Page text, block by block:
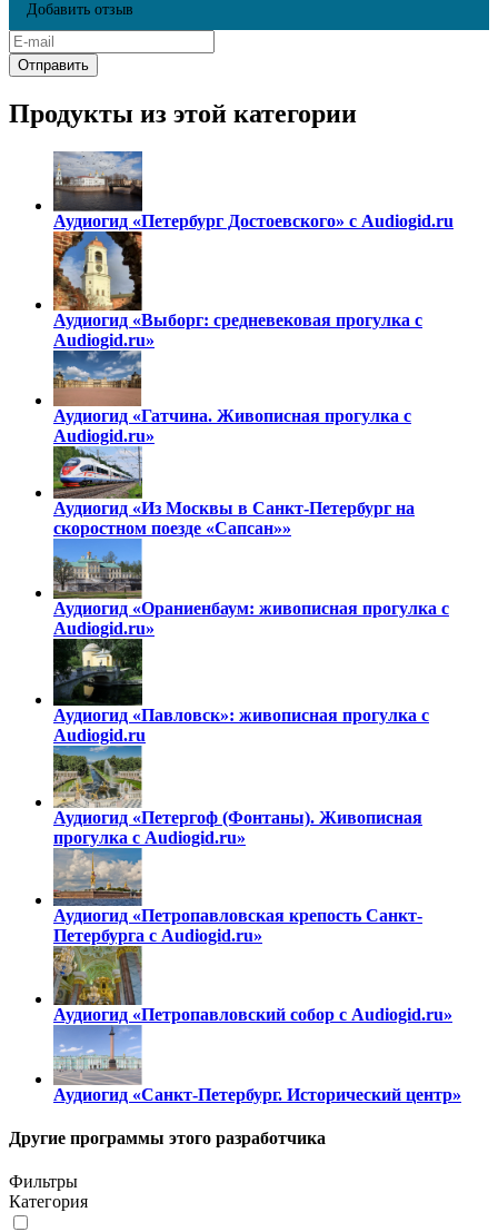
Добавить отзыв
Продукты из этой категории
Аудиогид «Петербург Достоевского» с Audiogid.ru
Аудиогид «Выборг: средневековая прогулка с
Audiogid.ru»
Аудиогид «Гатчина. Живописная прогулка с
Audiogid.ru»
Аудиогид «Из Москвы в Санкт-Петербург на
скоростном поезде «Сапсан»»
Аудиогид «Ораниенбаум: живописная прогулка с
Audiogid.ru»
Аудиогид «Павловск»: живописная прогулка с
Audiogid.ru
Аудиогид «Петергоф (Фонтаны). Живописная
прогулка с Audiogid.ru»
Аудиогид «Петропавловская крепость Санкт-
Петербурга с Audiogid.ru»
Аудиогид «Петропавловский собор с Audiogid.ru»
Аудиогид «Санкт-Петербург. Исторический центр»
Другие программы этого разработчика
Фильтры
Категория